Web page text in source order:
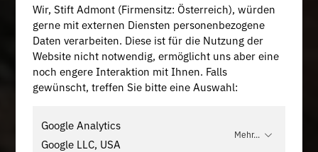
Wir, Stift Admont (Firmensitz: Österreich), würden
gerne mit externen Diensten personenbezogene
Daten verarbeiten. Diese ist für die Nutzung der
Website nicht notwendig, ermöglicht uns aber eine
noch engere Interaktion mit Ihnen. Falls
gewünscht, treffen Sie bitte eine Auswahl:
Google Analytics
Google LLC, USA
Mehr...